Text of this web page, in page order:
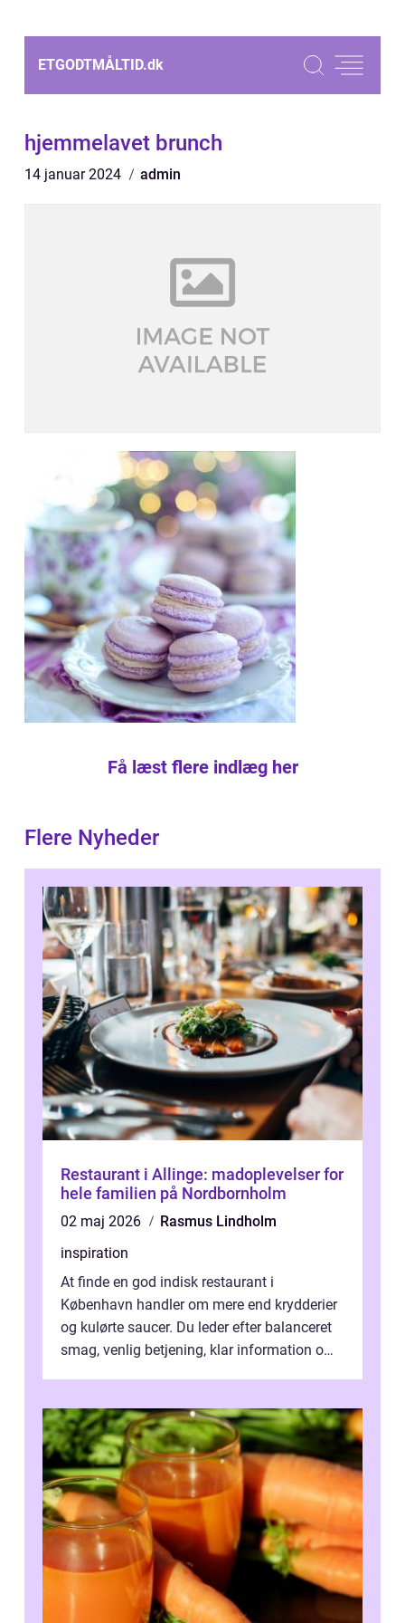
ETGODTMÅLTID.dk
hjemmelavet brunch
14 januar 2024 admin
Få læst flere indlæg her
Flere Nyheder
Restaurant i Allinge: madoplevelser for
hele familien på Nordbornholm
02 maj 2026
Rasmus Lindholm
inspiration
At finde en god indisk restaurant i
København handler om mere end krydderier
og kulørte saucer. Du leder efter balanceret
smag, venlig betjening, klar information om